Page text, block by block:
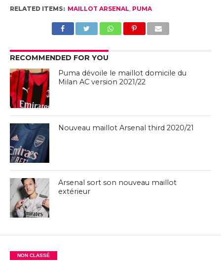
RELATED ITEMS: MAILLOT ARSENAL, PUMA
RECOMMENDED FOR YOU
Puma dévoile le maillot domicile du
Milan AC version 2021/22
Nouveau maillot Arsenal third 2020/21
Arsenal sort son nouveau maillot
extérieur
NON CLASSÉ